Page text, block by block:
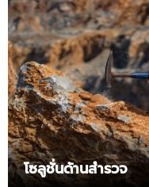
โซลูชั่นด้านสำรวจ